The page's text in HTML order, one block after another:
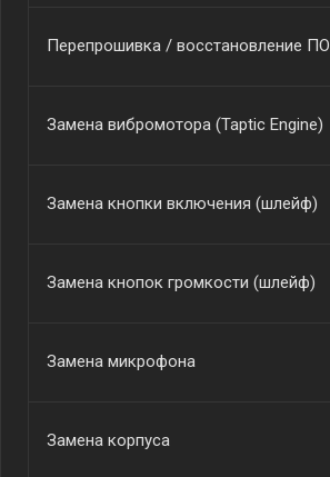
Перепрошивка / восстановление ПО
Замена вибромотора (Taptic Engine)
Замена кнопки включения (шлейф)
Замена кнопок громкости (шлейф)
Замена микрофона
Замена корпуса